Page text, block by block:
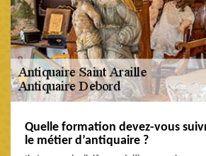
Quelle formation devez-vous
le métier d’antiquaire ?